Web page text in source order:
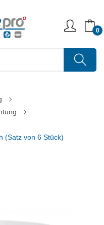
0
(Satz von 6 Stück)